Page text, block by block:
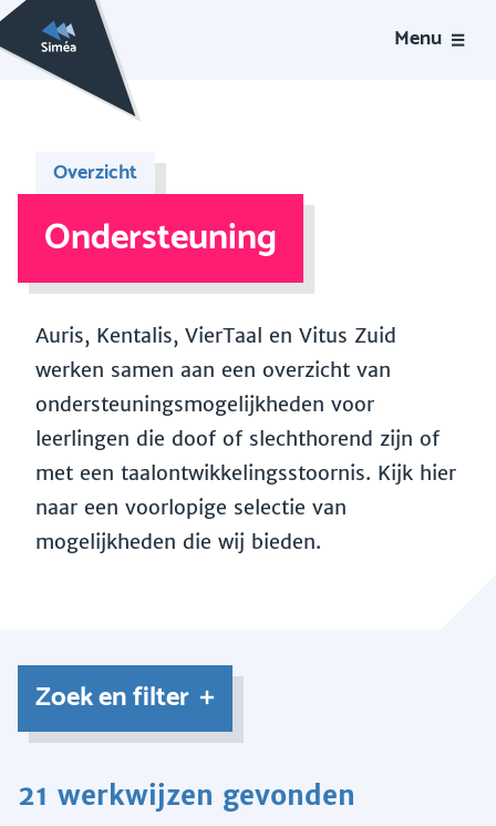
Menu
Overzicht
Ondersteuning
Auris, Kentalis, VierTaal en Vitus Zuid
werken samen aan een overzicht van
ondersteuningsmogelijkheden voor
leerlingen die doof of slechthorend zijn of
met een taalontwikkelingsstoornis. Kijk hier
naar een voorlopige selectie van
mogelijkheden die wij bieden.
Zoek en filter
21 werkwijzen gevonden